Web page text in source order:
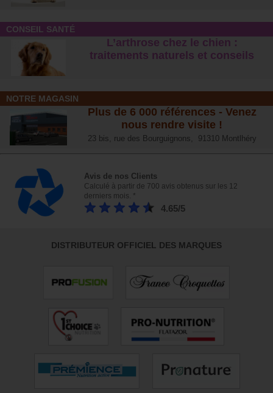
CONSEIL SANTÉ
L’arthrose chez le chien :
traitements naturels et conseils
NOTRE MAGASIN
Plus de 6 000 références - Venez
nous rendre visite !
23 bis, rue des Bourguignons, 91310 Montlhéry
Avis de nos Clients
Calculé à partir de 700 avis obtenus sur les 12
derniers mois. *
4.65/5
DISTRIBUTEUR OFFICIEL DES MARQUES